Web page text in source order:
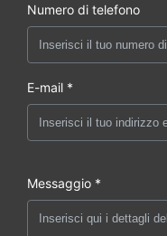
Numero di telefono
E-mail *
Messaggio *